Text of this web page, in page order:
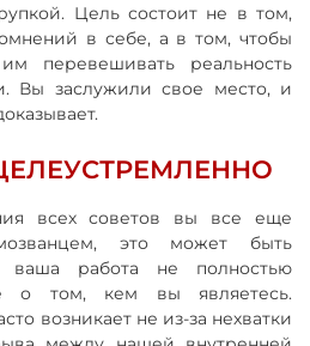
Цель состоит не в том,
в себе, а в том, чтобы
перевешивать реальность
Вы заслужили свое место, и
всех советов вы все еще
это может быть
ваша работа не полностью
о том, кем вы являетесь.
возникает не из-за нехватки